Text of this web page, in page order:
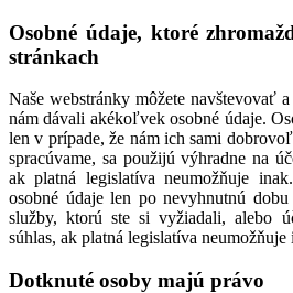
Osobné údaje, ktoré
stránkach
Naše webstránky môžete navštevovať
nám dávali akékoľvek osobné údaje.
len v prípade, že nám ich sami
spracúvame, sa použijú výhradne na
ak platná legislatíva neumožňuje
osobné údaje len po nevyhnutnú
služby, ktorú ste si vyžiadali, alebo
súhlas, ak platná legislatíva neumožňuje
Dotknuté osoby majú právo